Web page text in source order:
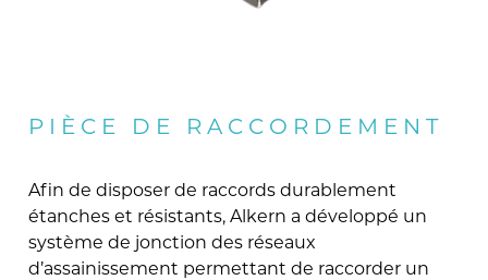
PIÈCE DE RACCORDEMENT
Afin de disposer de raccords durablement
étanches et résistants, Alkern a développé un
système de jonction des réseaux
d’assainissement permettant de raccorder un